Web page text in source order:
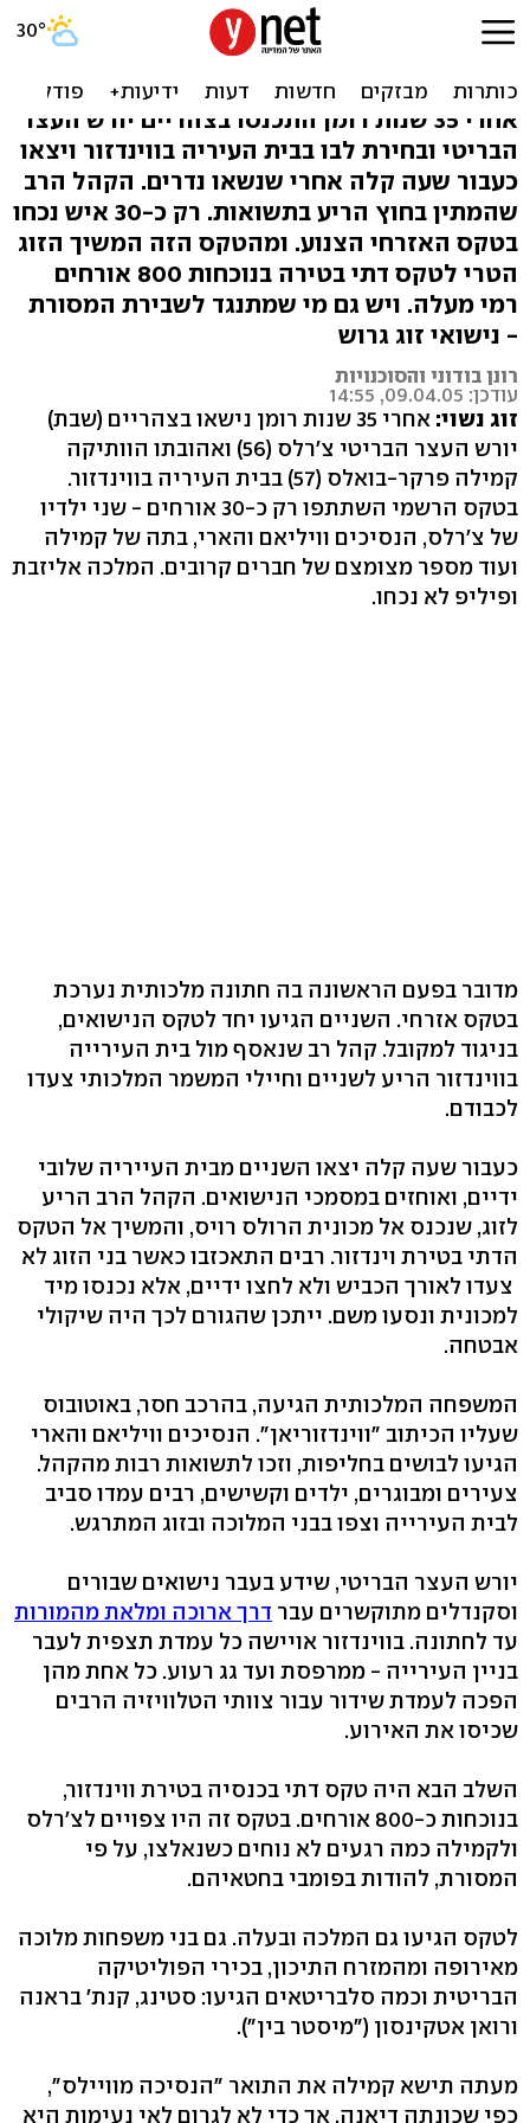
חתונה מלכותית: צ'רלס
וקמילה נישאו
אחרי 35 שנות רומן התכנסו בצהריים יורש העצר
הבריטי ובחירת לבו בבית העיריה בווינדזור ויצאו
כעבור שעה קלה אחרי שנשאו נדרים. הקהל הרב
שהמתין בחוץ הריע בתשואות. רק כ-30 איש נכחו
בטקס האזרחי הצנוע. ומהטקס הזה המשיך הזוג
הטרי לטקס דתי בטירה בנוכחות 800 אורחים
רמי מעלה. ויש גם מי שמתנגד לשבירת המסורת
- נישואי זוג גרוש
רונן בודוני והסוכנויות
עודכן: 09.04.05, 14:55
זוג נשוי:
אחרי 35 שנות רומן נישאו בצהריים (שבת)
יורש העצר הבריטי צ'רלס (56) ואהובתו הוותיקה
קמילה פרקר-בואלס (57) בבית העיריה בווינדזור.
בטקס הרשמי השתתפו רק כ-30 אורחים - שני ילדיו
של צ'רלס, הנסיכים וויליאם והארי, בתה של קמילה
ועוד מספר מצומצם של חברים קרובים. המלכה אליזבת
ופיליפ לא נכחו.
מדובר בפעם הראשונה בה חתונה מלכותית נערכת
בטקס אזרחי. השניים הגיעו יחד לטקס הנישואים,
בניגוד למקובל. קהל רב שנאסף מול בית העירייה
בווינדזור הריע לשניים וחיילי המשמר המלכותי צעדו
לכבודם.
כעבור שעה קלה יצאו השניים מבית העייריה שלובי
ידיים, ואוחזים במסמכי הנישואים. הקהל הרב הריע
לזוג, שנכנס אל מכונית הרולס רויס, והמשיך אל הטקס
הדתי בטירת וינדזור. רבים התאכזבו כאשר בני הזוג לא
צעדו לאורך הכביש ולא לחצו ידיים, אלא נכנסו מיד
למכונית ונסעו משם. ייתכן שהגורם לכך היה שיקולי
אבטחה.
המשפחה המלכותית הגיעה, בהרכב חסר, באוטובוס
שעליו הכיתוב "ווינדזוריאן". הנסיכים וויליאם והארי
הגיעו לבושים בחליפות, וזכו לתשואות רבות מהקהל.
צעירים ומבוגרים, ילדים וקשישים, רבים עמדו סביב
לבית העירייה וצפו בבני המלוכה ובזוג המתרגש.
יורש העצר הבריטי, שידע בעבר נישואים שבורים
וסקנדלים מתוקשרים עבר דרך ארוכה ומלאת מהמורות
עד לחתונה. בווינדזור אויישה כל עמדת תצפית לעבר
בניין העירייה - ממרפסת ועד גג רעוע. כל אחת מהן
הפכה לעמדת שידור עבור צוותי הטלוויזיה הרבים
שכיסו את האירוע.
השלב הבא היה טקס דתי בכנסיה בטירת ווינדזור,
בנוכחות כ-800 אורחים. בטקס זה היו צפויים לצ'רלס
ולקמילה כמה רגעים לא נוחים כשנאלצו, על פי
המסורת, להודות בפומבי בחטאיהם.
לטקס הגיעו גם המלכה ובעלה. גם בני משפחות מלוכה
מאירופה ומהמזרח התיכון, בכירי הפוליטיקה
הבריטית וכמה סלבריטאים הגיעו: סטינג, קנת' בראנה
ורואן אטקינסון ("מיסטר בין").
מעתה תישא קמילה את התואר "הנסיכה מוויילס",
כפי שכונתה דיאנה, אך כדי לא לגרום לאי נעימות היא